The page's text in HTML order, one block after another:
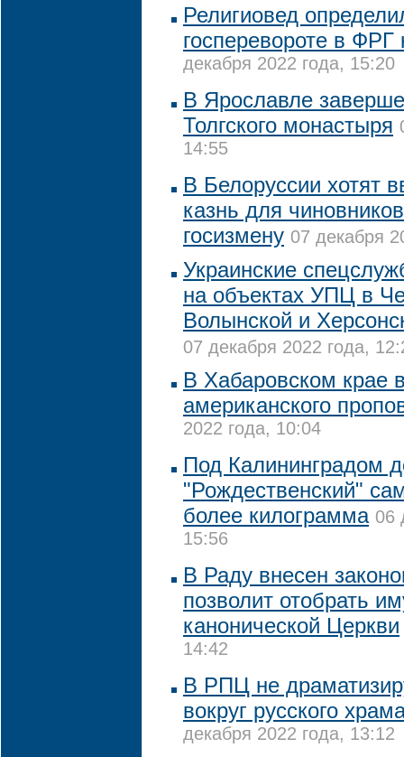
Религиовед
госперевороте в ФРГ
декабря 2022 года, 15:20
В Ярославле
Толгского монастыря
14:55
В Белоруссии хотят
казнь для
госизмену 07 декабря
Украинские
на объектах УПЦ в
Волынской и
07 декабря 2022 года,
В Хабаровском крае
американского
2022 года, 10:04
Под Калининградом
"Рождественский"
более килограмма 06
15:56
В Раду внесен
позволит отобрать
канонической Церкви
14:42
В РПЦ не
вокруг русского
декабря 2022 года, 13:12